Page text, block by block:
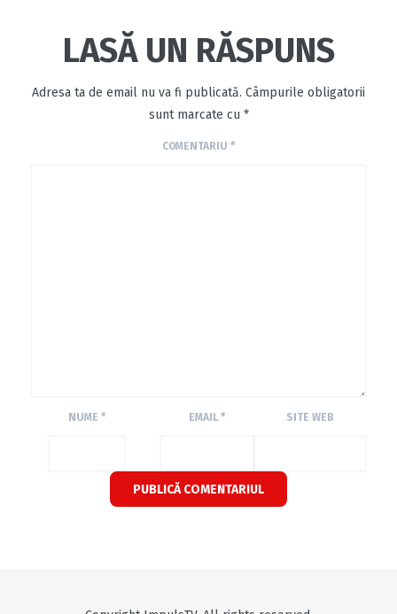
LASĂ UN RĂSPUNS
Adresa ta de email nu va fi publicată. Câmpurile obligatorii
sunt marcate cu *
COMENTARIU *
NUME * EMAIL* SITE WEB